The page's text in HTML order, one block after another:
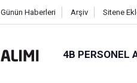
Günün Haberleri Arşiv Sitene
4B PERSONEL